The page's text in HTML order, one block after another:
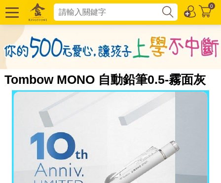
0
Tombow MONO 自動鉛筆0.5-霧面灰